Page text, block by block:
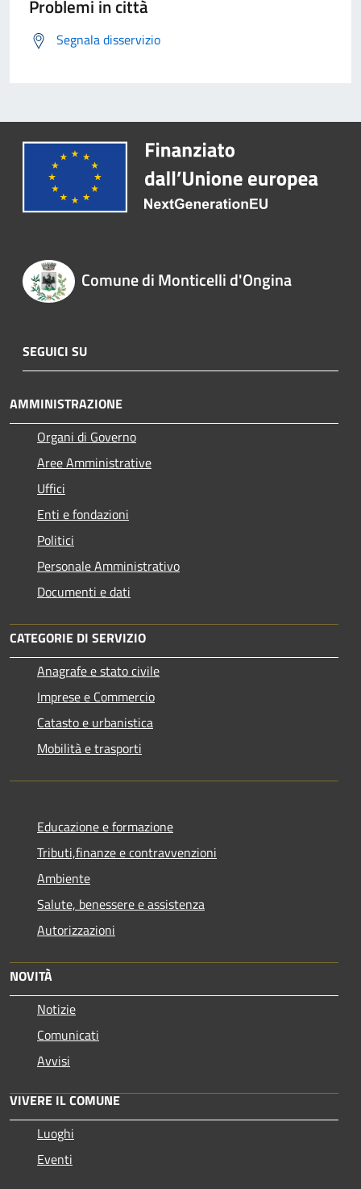
Problemi in città
Segnala disservizio
Comune di Monticelli d'Ongina
SEGUICI SU
AMMINISTRAZIONE
Organi di Governo
Aree Amministrative
Uffici
Enti e fondazioni
Politici
Personale Amministrativo
Documenti e dati
CATEGORIE DI SERVIZIO
Anagrafe e stato civile
Imprese e Commercio
Catasto e urbanistica
Mobilità e trasporti
Educazione e formazione
Tributi,finanze e contravvenzioni
Ambiente
Salute, benessere e assistenza
Autorizzazioni
NOVITÀ
Notizie
Comunicati
Avvisi
VIVERE IL COMUNE
Luoghi
Eventi